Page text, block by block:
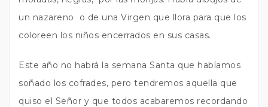
un nazareno o de una Virgen que llora para que los
coloreen los niños encerrados en sus casas.
Este año no habrá la semana Santa que habíamos
soñado los cofrades, pero tendremos aquella que
quiso el Señor y que todos acabaremos recordando